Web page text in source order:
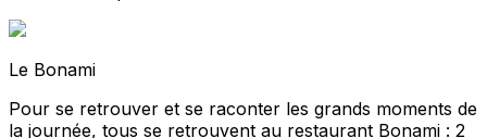
Le Bonami
Pour se retrouver et se raconter les grands moments de
la journée, tous se retrouvent au restaurant Bonami : 2